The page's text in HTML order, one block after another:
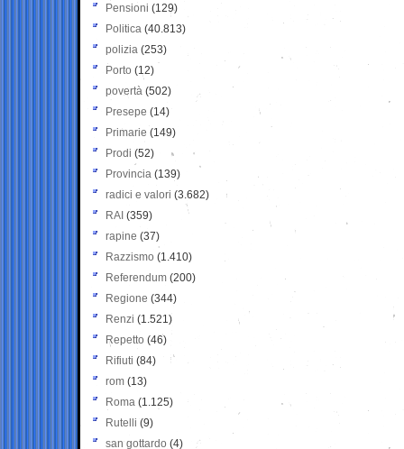
Pensioni (129)
Politica (40.813)
polizia (253)
Porto (12)
povertà (502)
Presepe (14)
Primarie (149)
Prodi (52)
Provincia (139)
radici e valori (3.682)
RAI (359)
rapine (37)
Razzismo (1.410)
Referendum (200)
Regione (344)
Renzi (1.521)
Repetto (46)
Rifiuti (84)
rom (13)
Roma (1.125)
Rutelli (9)
san gottardo (4)